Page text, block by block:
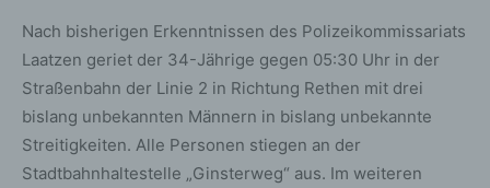
Nach bisherigen Erkenntnissen des Polizeikommissariats
Laatzen geriet der 34-Jährige gegen 05:30 Uhr in der
Straßenbahn der Linie 2 in Richtung Rethen mit drei
bislang unbekannten Männern in bislang unbekannte
Streitigkeiten. Alle Personen stiegen an der
Stadtbahnhaltestelle „Ginsterweg“ aus. Im weiteren